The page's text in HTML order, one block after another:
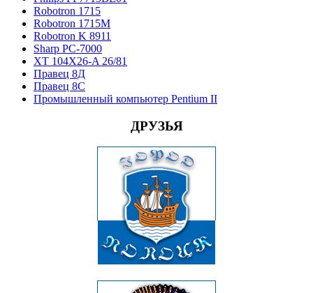
Robotron 1715
Robotron 1715М
Robotron K 8911
Sharp PC-7000
XT 104X26-A 26/81
Правец 8Д
Правец 8С
Промышленный компьютер Pentium II
ДРУЗЬЯ